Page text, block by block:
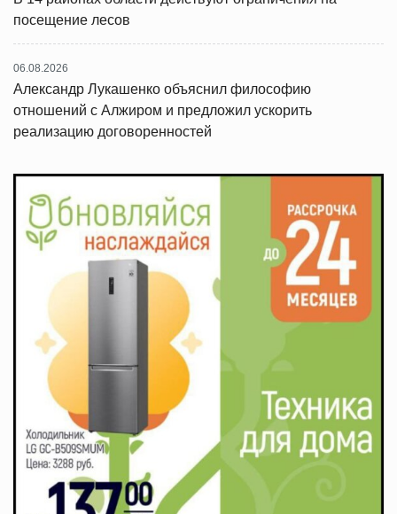
посещение лесов
06.08.2026
Александр Лукашенко объяснил философию
отношений с Алжиром и предложил ускорить
реализацию договоренностей